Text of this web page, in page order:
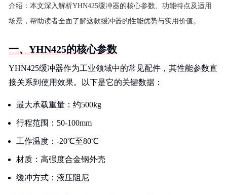
介绍： 本文深入解析YHN425缓冲器的核心参数、功能特点及适用
场景，帮助读者全面了解这款缓冲器的性能优势与实用价值。
一、YHN425的核心参数
YHN425缓冲器作为工业领域中的常见配件，其性能参数直
接关系到使用效果。以下是它的关键数据：
最大承载重量：约500kg
行程范围：50-100mm
工作温度：-20℃至80℃
材质：高强度合金钢外壳
缓冲方式：液压阻尼